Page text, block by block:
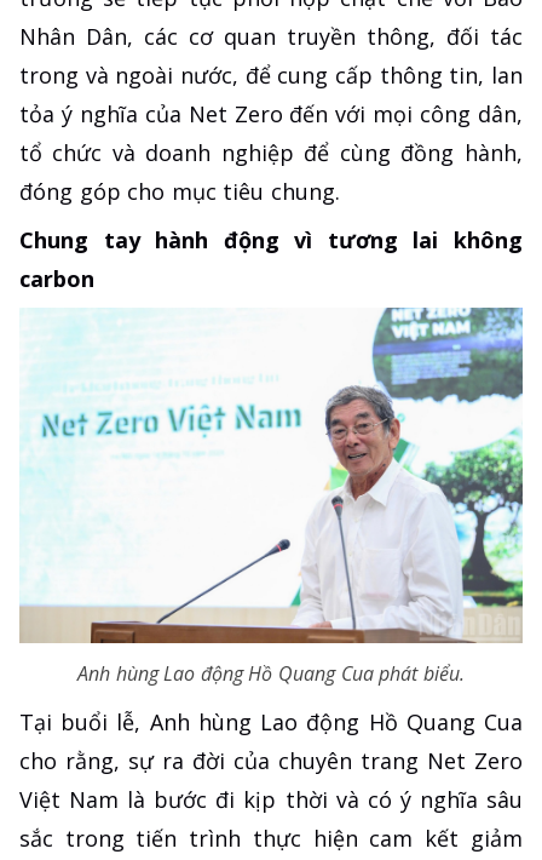
Nhân Dân, các cơ quan truyền thông, đối tác
trong và ngoài nước, để cung cấp thông tin, lan
tỏa ý nghĩa của Net Zero đến với mọi công dân,
tổ chức và doanh nghiệp để cùng đồng hành,
đóng góp cho mục tiêu chung.
Chung tay hành động vì tương lai không
carbon
Anh hùng Lao động Hồ Quang Cua phát biểu.
Tại buổi lễ, Anh hùng Lao động Hồ Quang Cua
cho rằng, sự ra đời của chuyên trang Net Zero
Việt Nam là bước đi kịp thời và có ý nghĩa sâu
sắc trong tiến trình thực hiện cam kết giảm